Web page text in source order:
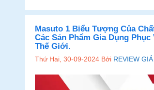
Masuto 1 Biểu Tượng Của
Các Sản Phẩm Gia Dụng
Thế Giới.
Thứ Hai, 30-09-2024 Bởi REVIEW GIÁ